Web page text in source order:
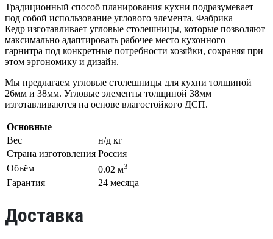
Традиционный способ планирования кухни подразумевает
под собой использование углового элемента. Фабрика
Кедр изготавливает угловые столешницы, которые позволяют
максимально адаптировать рабочее место кухонного
гарнитра под конкретные потребности хозяйки, сохраняя при
этом эргономику и дизайн.
Мы предлагаем угловые столешницы для кухни толщиной
26мм и 38мм. Угловые элементы толщиной 38мм
изготавливаются на основе влагостойкого ДСП.
Основные
Вес
н/д кг
Страна изготовления Россия
Объём
0.02 м3
Гарантия 24 месяца
Доставка